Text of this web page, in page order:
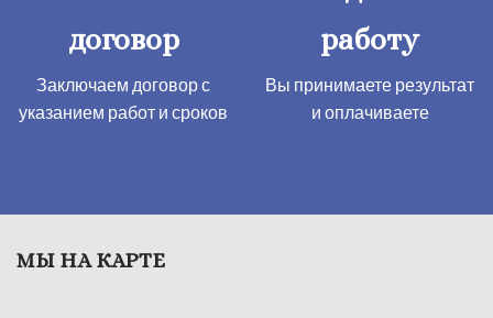
договор
Заключаем договор с
указанием работ и сроков
работу
Вы принимаете результат
​и оплачиваете
МЫ НА КАРТЕ